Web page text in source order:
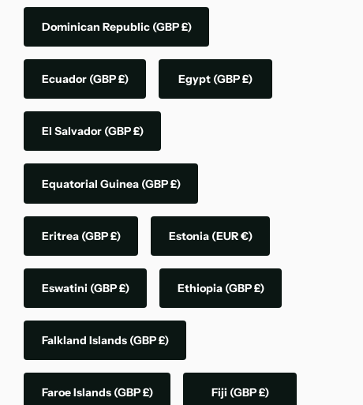
Dominican Republic (GBP £)
Ecuador (GBP £) Egypt (GBP £)
El Salvador (GBP £)
Equatorial Guinea (GBP £)
Eritrea (GBP £) Estonia (EUR €)
Eswatini (GBP £) Ethiopia (GBP £)
Falkland Islands (GBP £)
Faroe Islands (GBP £) Fiji (GBP £)